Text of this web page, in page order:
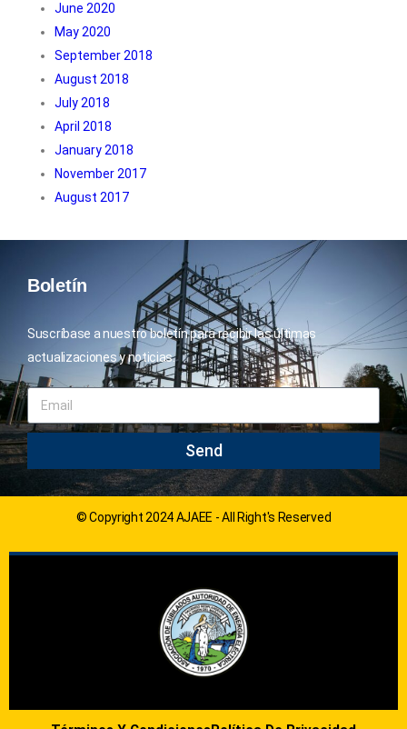
June 2020
May 2020
September 2018
August 2018
July 2018
April 2018
January 2018
November 2017
August 2017
Boletín
Suscríbase a nuestro boletín para recibir las últimas
actualizaciones y noticias.
Send
© Copyright 2024 AJAEE - All Right's Reserved